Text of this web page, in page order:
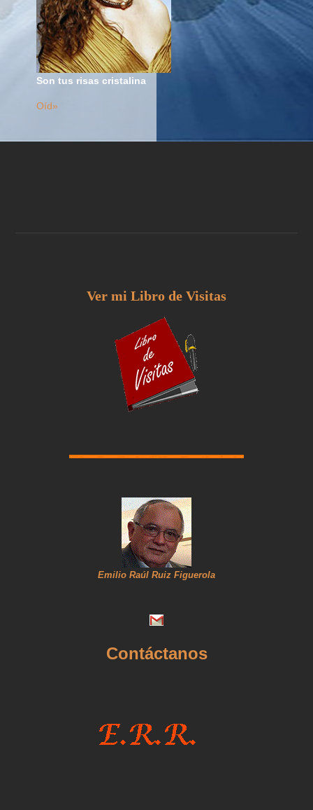
Son tus risas cristalina
Oíd»
Ver mi Libro de Visitas
Emilio Raúl Ruiz Figuerola
Contáctanos